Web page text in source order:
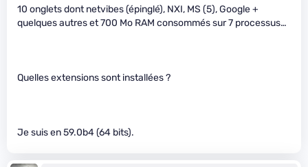
10 onglets dont netvibes (épinglé), NXI, MS (5), Google +
quelques autres et 700 Mo RAM consommés sur 7 processus…
Quelles extensions sont installées ?
Je suis en 59.0b4 (64 bits).